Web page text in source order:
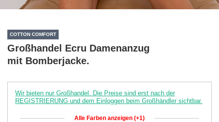
COTTON COMFORT
Großhandel Ecru Damenanzug
mit Bomberjacke.
Wir bieten nur Großhandel. Die Preise sind erst nach der
REGISTRIERUNG und dem Einloggen beim Großhändler sichtbar.
Alle Farben anzeigen (+1)